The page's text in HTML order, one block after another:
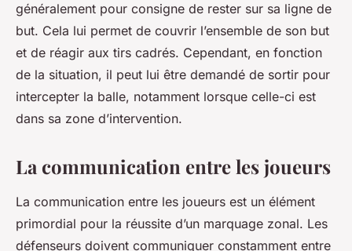
généralement pour consigne de rester sur sa ligne de
but. Cela lui permet de couvrir l’ensemble de son but
et de réagir aux tirs cadrés. Cependant, en fonction
de la situation, il peut lui être demandé de sortir pour
intercepter la balle, notamment lorsque celle-ci est
dans sa zone d’intervention.
La communication entre les joueurs
La communication entre les joueurs est un élément
primordial pour la réussite d’un marquage zonal. Les
défenseurs doivent communiquer constamment entre